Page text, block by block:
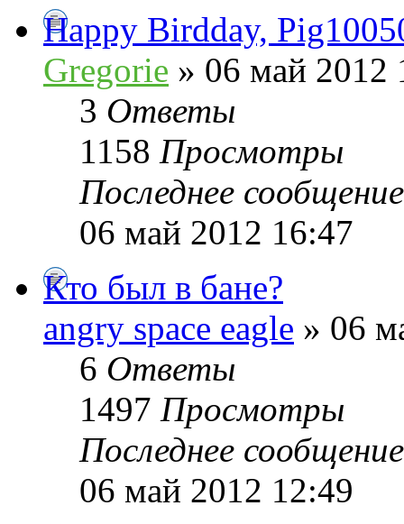
Happy Birdday,
Gregorie » 06 май 2012
3 Ответы
1158 Просмотры
Последнее
06 май 2012 16:47
Кто был в бане?
angry space eagle » 06
6 Ответы
1497 Просмотры
Последнее
06 май 2012 12:49